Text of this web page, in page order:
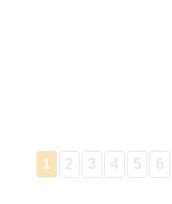
1 2 3 4 5 6